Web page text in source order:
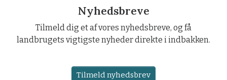
Nyhedsbreve
Tilmeld dig et af vores nyhedsbreve, og få
landbrugets vigtigste nyheder direkte i indbakken.
Tilmeld nyhedsbrev